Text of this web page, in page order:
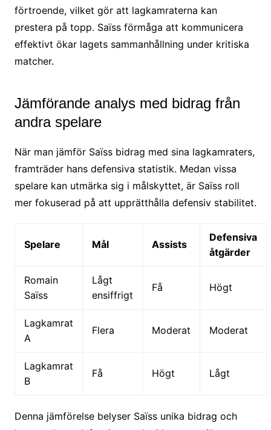
förtroende, vilket gör att lagkamraterna kan
prestera på topp. Saïss förmåga att kommunicera
effektivt ökar lagets sammanhållning under kritiska
matcher.
Jämförande analys med bidrag från
andra spelare
När man jämför Saïss bidrag med sina lagkamraters,
framträder hans defensiva statistik. Medan vissa
spelare kan utmärka sig i målskyttet, är Saïss roll
mer fokuserad på att upprätthålla defensiv stabilitet.
Spelare Mål Assists
Defensiva
åtgärder
Romain
Saïss
Lågt
ensiffrigt
Få Högt
Lagkamrat
A
Flera Moderat Moderat
Lagkamrat
B
Få Högt Lågt
Denna jämförelse belyser Saïss unika bidrag och